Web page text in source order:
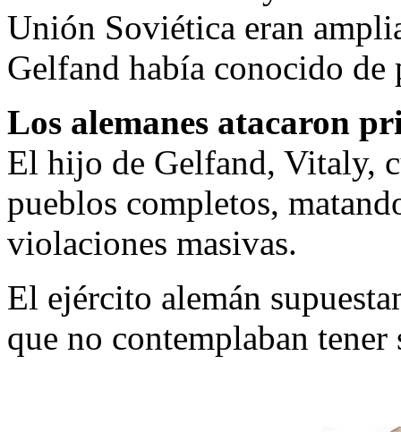
Unión Soviética eran
Gelfand había conocido de
Los alemanes atacaron
El hijo de Gelfand, Vitaly,
pueblos completos,
violaciones masivas.
El ejército alemán
que no contemplaban